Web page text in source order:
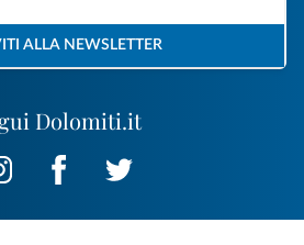
Dolomiti.it
ALLA NEWSLETTER